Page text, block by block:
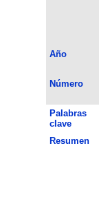
Año
Número
Palabras
clave
Resumen